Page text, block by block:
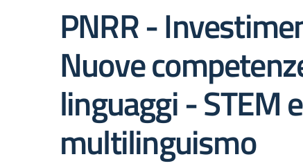
PNRR -
Nuove
linguaggi - STEM e
multilinguismo